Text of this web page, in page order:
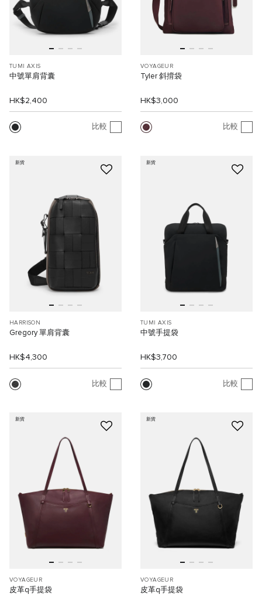
TUMI AXIS
中號單肩背囊
HK$2,400
比較
VOYAGEUR
Tyler 斜揹袋
HK$3,000
比較
新貨
HARRISON
Gregory 單肩背囊
HK$4,300
比較
新貨
TUMI AXIS
中號手提袋
HK$3,700
比較
新貨
VOYAGEUR
皮革q手提袋
新貨
VOYAGEUR
皮革q手提袋